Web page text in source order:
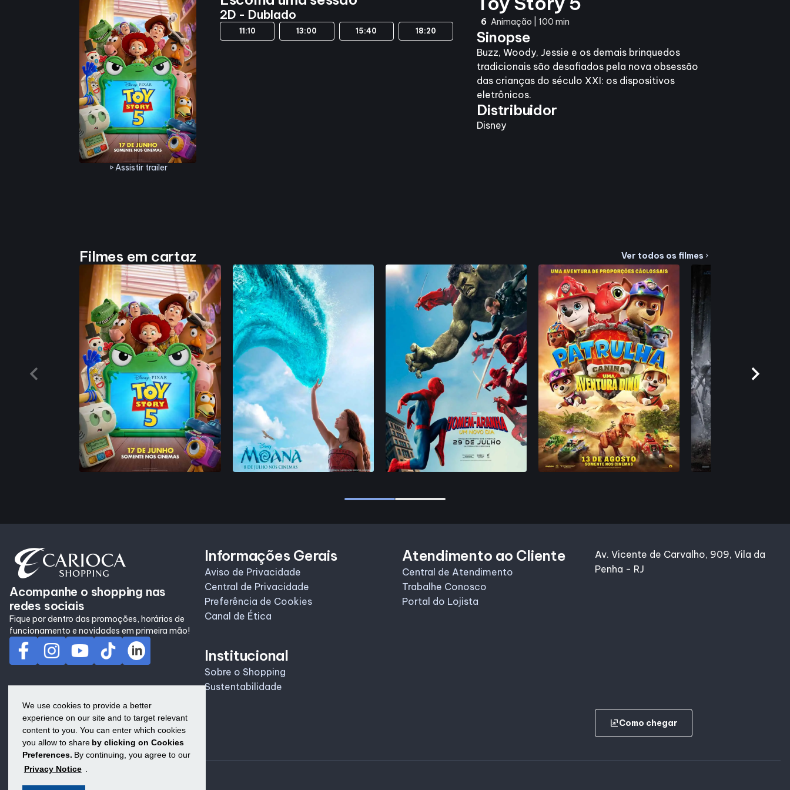
We use cookies to provide a better
experience on our site and to target relevant
content to you. You can enter which cookies
you allow to share by clicking on Cookies
Preferences. By continuing, you agree to our
Privacy Notice .
play_arrowAssistir trailer
2D - Dublado
11:10 13:00 15:40 18:20
6 Animação | 100 min
Sinopse
Buzz, Woody, Jessie e os demais brinquedos
tradicionais são desafiados pela nova obsessão
das crianças do século XXI: os dispositivos
eletrônicos.
Distribuidor
Disney
Filmes em cartaz Ver todos os filmes chevron_right
Acompanhe o shopping nas
redes sociais
Fique por dentro das promoções, horários de
funcionamento e novidades em primeira mão!
Informações Gerais
Aviso de Privacidade
Central de Privacidade
Preferência de Cookies
Canal de Ética
Institucional
Sobre o Shopping
Sustentabilidade
Atendimento ao Cliente
Central de Atendimento
Trabalhe Conosco
Portal do Lojista
Av. Vicente de Carvalho, 909, Vila da
Penha - RJ
ungroupComo chegar